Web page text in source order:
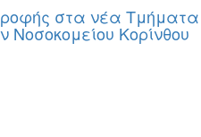
στα νέα Τμήματα
Νοσοκομείου Κορίνθου